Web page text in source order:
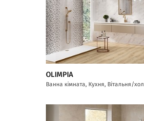
OLIMPIA
Ванна кімната, Кухня, Вітальня/хол